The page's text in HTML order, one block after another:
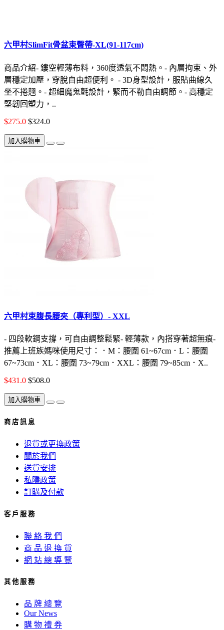
六甲村SlimFit骨盆束臀帶-XL(91-117cm)
商品介紹- 鏤空輕薄布料，360度透氣不悶熱。- 內層拘束、外
層穩定加壓，穿脫自由超便利。 - 3D身型設計，服貼曲線久
坐不捲翹。- 超細魔鬼氈設計，緊而不勒自由調節。- 高穩定
堅韌回塑力，..
$275.0 $324.0
加入購物車
六甲村束腹長腰夾（專利型）- XXL
- 四段軟鋼支撐，可自由調整鬆緊- 輕薄款，內搭穿著超無痕-
推薦上班族媽咪使用尺寸：．M：腰圍 61~67cm．L：腰圍
67~73cm．XL：腰圍 73~79cm．XXL：腰圍 79~85cm．X..
$431.0 $508.0
加入購物車
商 店 訊 息
退貨或更換政策
關於我們
送貨安排
私隱政策
訂購及付款
客 戶 服 務
聯 絡 我 們
商 品 退 換 貨
網 站 總 導 覽
其 他 服 務
品 牌 總 覽
Our News
購 物 禮 券